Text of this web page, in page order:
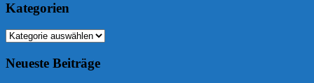
Kategorien
Kategorien
Neueste Beiträge